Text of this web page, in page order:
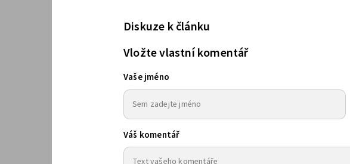
Diskuze k článku
Vložte vlastní komentář
Vaše jméno
Váš komentář